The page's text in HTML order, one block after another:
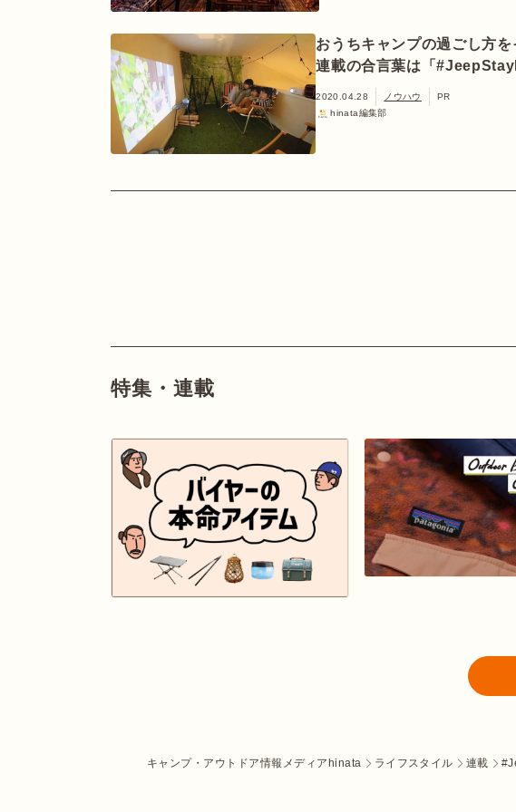
おうちキャンプの過ごし方
連載の合言葉は「
2020.04.28 ノウハウ
PR
hinata編集部
特集・連載
キャンプ・アウトドア情報メディアhinata ライフスタイル 連載